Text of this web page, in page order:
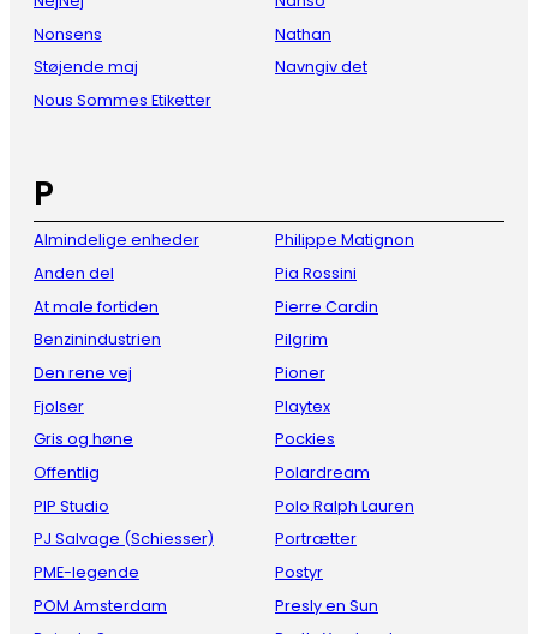
Nonsens
Støjende maj
Nous Sommes Etiketter
Nathan
Navngiv det
P
Almindelige enheder
Anden del
At male fortiden
Benzinindustrien
Den rene vej
Fjolser
Gris og høne
Offentlig
PIP Studio
PJ Salvage (Schiesser)
PME-legende
POM Amsterdam
Philippe Matignon
Pia Rossini
Pierre Cardin
Pilgrim
Pioner
Playtex
Pockies
Polardream
Polo Ralph Lauren
Portrætter
Postyr
Presly en Sun